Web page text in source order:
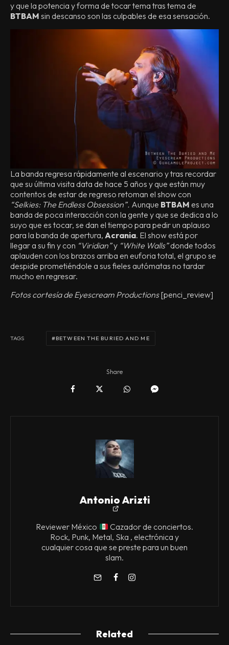
y que la potencia y forma de tocar tema tras tema de
BTBAM sin descanso son las culpables de esa sensación.
La banda regresa rápidamente al escenario y tras recordar
que su última visita data de hace 5 años y que están muy
contentos de estar de regreso retoman el show con
“Selkies: The Endless Obsession”. Aunque BTBAM es una
banda de poca interacción con la gente y que se dedica a lo
suyo que es tocar, se dan el tiempo para pedir un aplauso
para la banda de apertura, Acrania. El show está por
llegar a su fin y con “Viridian”y “White Walls”donde todos
aplauden con los brazos arriba en euforia total, el grupo se
despide prometiéndole a sus fieles autómatas no tardar
mucho en regresar.
Fotos cortesía de Eyescream Productions[penci_review]
TAGS BETWEEN THE BURIED AND ME
Share
Antonio Arizti
Reviewer México
Cazador de conciertos.
Rock, Punk, Metal, Ska , electrónica y
cualquier cosa que se preste para un buen
slam.
Related